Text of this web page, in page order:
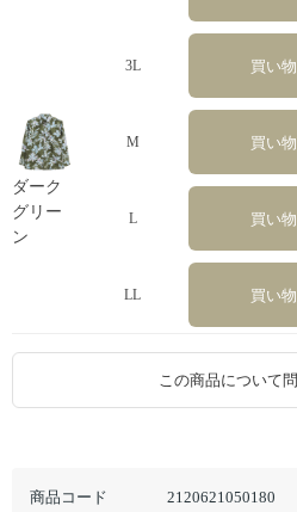
商品コード 2120621050180
3L 買い
ダーク
グリー
ン
M 買い
L 買い
LL 買い
この商品について